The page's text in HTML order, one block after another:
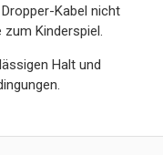
Kabel nicht
Kinderspiel.
Halt und